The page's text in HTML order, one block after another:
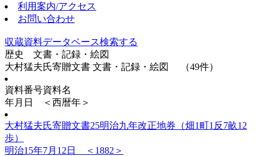
利用案内/アクセス
お問い合わせ
収蔵資料データベース検索する
歴史
文書・記録・絵図
大村猛夫氏寄贈文書 文書・記録・絵図 （49件）
資料番号資料名
年月日 ＜西暦年＞
大村猛夫氏寄贈文書25明治九年改正地券（畑1町1反7畝12
歩）
明治15年7月12日 ＜1882＞